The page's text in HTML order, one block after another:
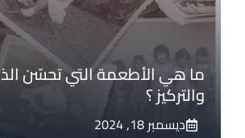
ما هي الأطعمة التي تحسّن
والتركيز ؟
ديسمبر 18, 2024